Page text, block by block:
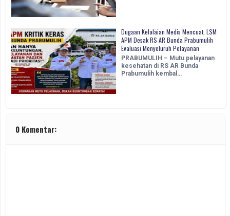
Dugaan Kelalaian Medis Mencuat, LSM
APM Desak RS AR Bunda Prabumulih
Evaluasi Menyeluruh Pelayanan
PRABUMULIH – Mutu pelayanan
kesehatan di RS AR Bunda
Prabumulih kembal…
0 Komentar: